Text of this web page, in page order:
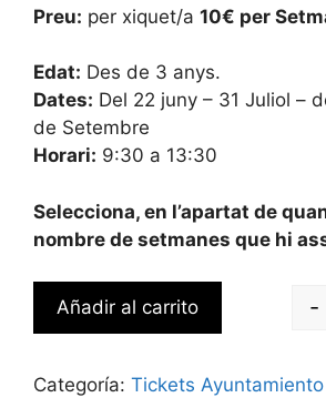
Preu: per xiquet/a 10€ per
Edat: Des de 3 anys.
Dates: Del 22 juny – 31 Juliol –
de Setembre
Horari: 9:30 a 13:30
Selecciona, en l’apartat de
nombre de setmanes que hi
-
Añadir al carrito
Categoría: Tickets Ayuntamiento